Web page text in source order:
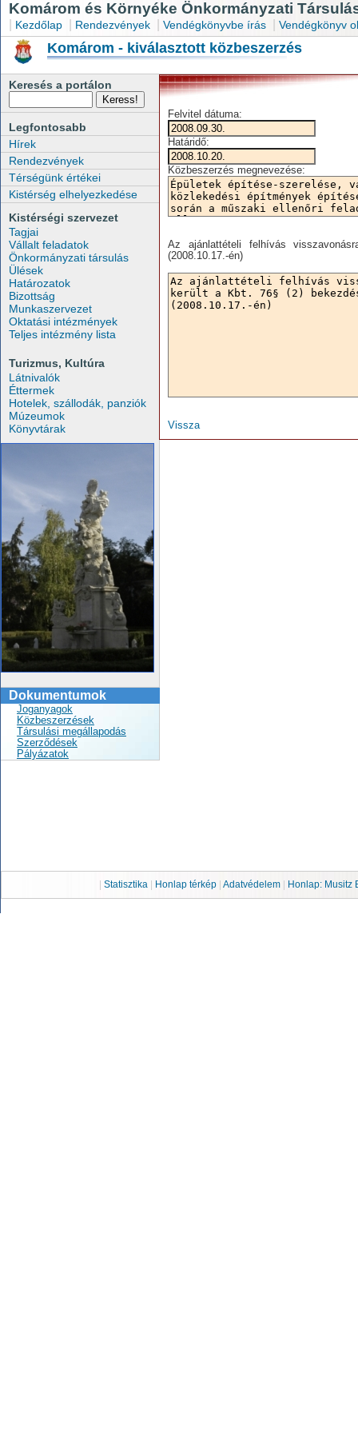
Komárom és Környéke Önkormányzati
Kezdőlap Rendezvények Vendégkönyvbe írás Vendégkönyv
Komárom - kiválasztott közbeszerzés
Keresés a portálon
Legfontosabb
Hírek
Rendezvények
Térségünk értékei
Kistérség elhelyezkedése
Kistérségi szervezet
Tagjai
Vállalt feladatok
Önkormányzati társulás
Ülések
Határozatok
Bizottság
Munkaszervezet
Oktatási intézmények
Teljes intézmény lista
Turizmus, Kultúra
Látnivalók
Éttermek
Hotelek, szállodák, panziók
Múzeumok
Könyvtárak
Dokumentumok
Joganyagok
Közbeszerzések
Társulási megállapodás
Szerződések
Pályázatok
Felvitel dátuma:
Határidő:
Közbeszerzés megnevezése:
Az ajánlattételi felhívás
(2008.10.17.-én)
Vissza
Statisztika Honlap térkép Adatvédelem| Honlap: Musitz